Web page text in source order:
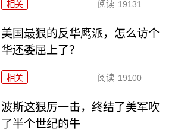
相关 阅读 19131
美国最狠的反华鹰派，怎么访个
华还委屈上了？
相关 阅读 19100
波斯这狠厉一击，终结了美军吹
了半个世纪的牛